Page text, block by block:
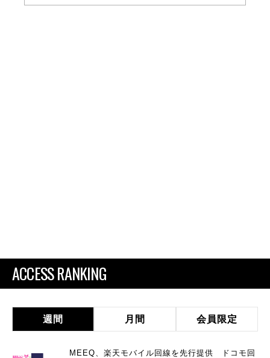
ACCESS RANKING
週間 月間 会員限定
MEEQ、楽天モバイル回線を先行提供 ドコモ回